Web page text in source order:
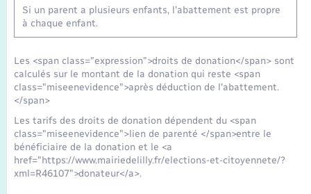
Si un parent a plusieurs enfants, l'abattement est propre
à chaque enfant.
Les <span class="expression">droits de donation</span> sont
calculés sur le montant de la donation qui reste <span
class="miseenevidence">après déduction de l'abattement.
</span>
Les tarifs des droits de donation dépendent du <span
class="miseenevidence">lien de parenté </span>entre le
bénéficiaire de la donation et le <a
href="https://www.mairiedelilly.fr/elections-et-citoyennete/?
xml=R46107">donateur</a>.